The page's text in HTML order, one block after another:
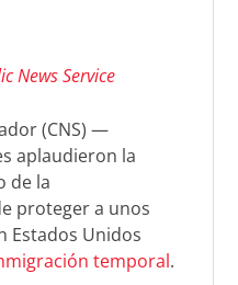
News Service
(CNS) —
aplaudieron la
de la
proteger a unos
Estados Unidos
temporal.